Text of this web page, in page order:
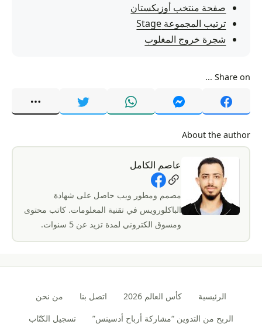
صفحة منتخب أوزبكستان
ترتيب المجموعة Stage
شجرة خروج المغلوب
Share on ...
About the author
عاصم الكامل
Social Links
مصمم ومطور ويب حاصل على شهادة
الباكلورويس في تقنية المعلومات. كاتب محتوى
ومسوق الكتروني لمدة تزيد عن 5 سنوات.
الرئيسية كأس العالم 2026 اتصل بنا
من نحن
الربح من التدوين “مشاركة أرباح أدسينس”
تسجيل الكتّاب